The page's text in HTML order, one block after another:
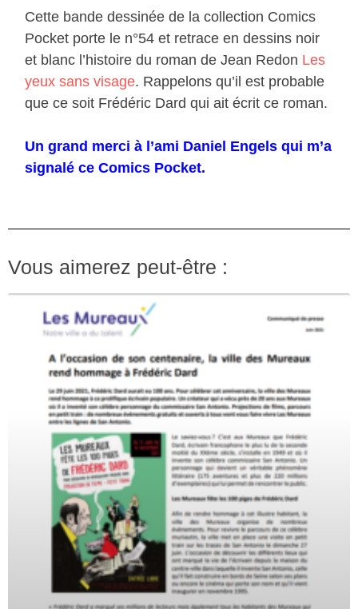
Cette bande dessinée de la collection Comics
Pocket porte le n°54 et retrace en dessins noir
et blanc l’histoire du roman de Jean Redon Les
yeux sans visage. Rappelons qu’il est probable
que ce soit Frédéric Dard qui ait écrit ce roman.
Un grand merci à l’ami Daniel Engels qui m’a
signalé ce Comics Pocket.
Vous aimerez peut-être :